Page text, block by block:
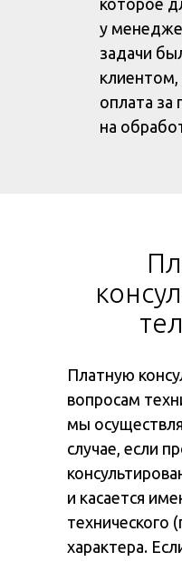
которое
у
задачи
клиентом,
оплата за
на
Платную
вопросам
мы
случае, если
и касается
технического
характера.